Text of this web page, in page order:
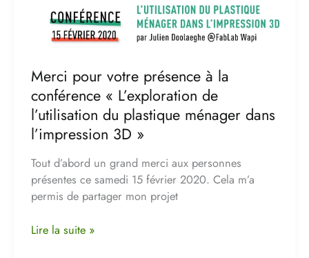
Merci pour votre présence à la
conférence « L’exploration de
l’utilisation du plastique ménager dans
l’impression 3D »
Tout d’abord un grand merci aux personnes
présentes ce samedi 15 février 2020. Cela m’a
permis de partager mon projet
conférence
« L’exploration
du
plastique
ménager
dans
l’impression
3D »
Lire la suite »